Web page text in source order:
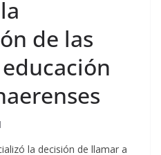
de las
la decisión de llamar a